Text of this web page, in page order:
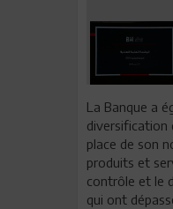
La Banque a
diversification
place de son
produits et
contrôle et le
qui ont